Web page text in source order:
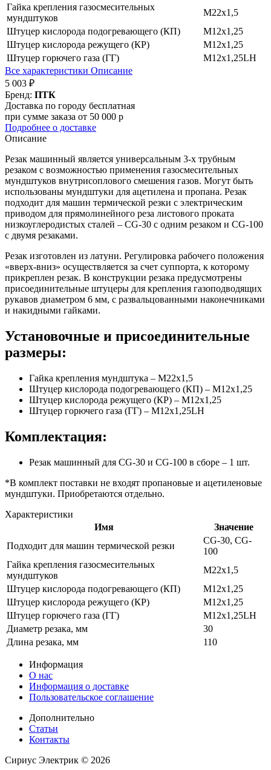
Гайка крепления газосмесительных
мундштуков
M22х1,5
Штуцер кислорода подогревающего (КП)
М12х1,25
Штуцер кислорода режущего (КР)
М12х1,25
Штуцер горючего газа (ГГ)
М12х1,25LH
Все характеристики Описание
5 003 ₽
Бренд: ПТК
Доставка по городу бесплатная
при сумме заказа от 50 000 р
Подробнее о доставке
Описание
Резак машинный является универсальным 3-х трубным
резаком с возможностью применения газосмесительных
мундштуков внутрисоплового смешения газов. Могут быть
использованы мундштуки для ацетилена и пропана. Резак
подходит для машин термической резки с электрическим
приводом для прямолинейного реза листового проката
низкоуглеродистых сталей – CG-30 с одним резаком и CG-100
с двумя резаками.
Резак изготовлен из латуни. Регулировка рабочего положения
«вверх-вниз» осуществляется за счет суппорта, к которому
прикреплен резак. В конструкции резака предусмотрены
присоединительные штуцеры для крепления газоподводящих
рукавов диаметром 6 мм, с развальцованными наконечниками
и накидными гайками.
Установочные и присоединительные
размеры:
Гайка крепления мундштука – M22х1,5
Штуцер кислорода подогревающего (КП) – М12х1,25
Штуцер кислорода режущего (КР) – М12х1,25
Штуцер горючего газа (ГГ) – М12х1,25LH
Комплектация:
Резак машинный для CG-30 и CG-100 в сборе – 1 шт.
*В комплект поставки не входят пропановые и ацетиленовые
мундштуки. Приобретаются отдельно.
Характеристики
Имя
Значение
Подходит для машин термической резки
CG-30, CG-
100
Гайка крепления газосмесительных
мундштуков
M22х1,5
Штуцер кислорода подогревающего (КП)
М12х1,25
Штуцер кислорода режущего (КР)
М12х1,25
Штуцер горючего газа (ГГ)
М12х1,25LH
Диаметр резака, мм
30
Длина резака, мм
110
Информация
О нас
Информация о доставке
Пользовательское соглашение
Дополнительно
Статьи
Контакты
Сириус Электрик © 2026